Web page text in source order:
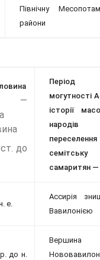
Північну
райони
—
до
Період
могутності
історії
народів
самаритян —
е.
Ассирія
Вавилонією
до н.
Вершина